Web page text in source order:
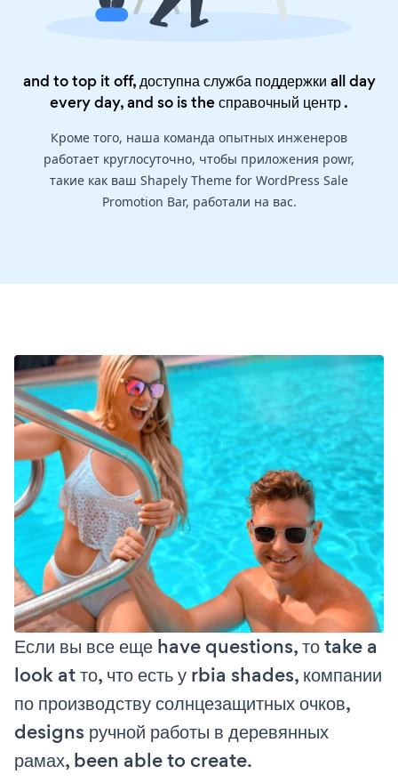
and to top it off, доступна служба поддержки all day
every day, and so is theсправочный центр.
Кроме того, наша команда опытных инженеров
работает круглосуточно, чтобы приложения powr,
такие как ваш Shapely Theme for WordPress Sale
Promotion Bar, работали на вас.
Если вы все еще have questions, то take a
look at то, что есть у rbia shades, компании
по производству солнцезащитных очков,
designs ручной работы в деревянных
рамах, been able to create.